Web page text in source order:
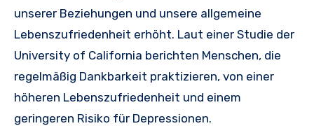
unserer Beziehungen und unsere allgemeine
Lebenszufriedenheit erhöht. Laut einer Studie der
University of California berichten Menschen, die
regelmäßig Dankbarkeit praktizieren, von einer
höheren Lebenszufriedenheit und einem
geringeren Risiko für Depressionen.